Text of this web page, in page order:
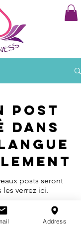
post
dans
posts seront
les verrez ici.
Address